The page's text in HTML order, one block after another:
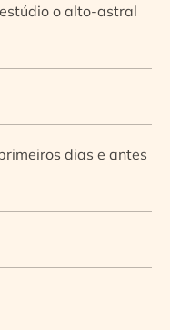
o alto-astral
dias e antes